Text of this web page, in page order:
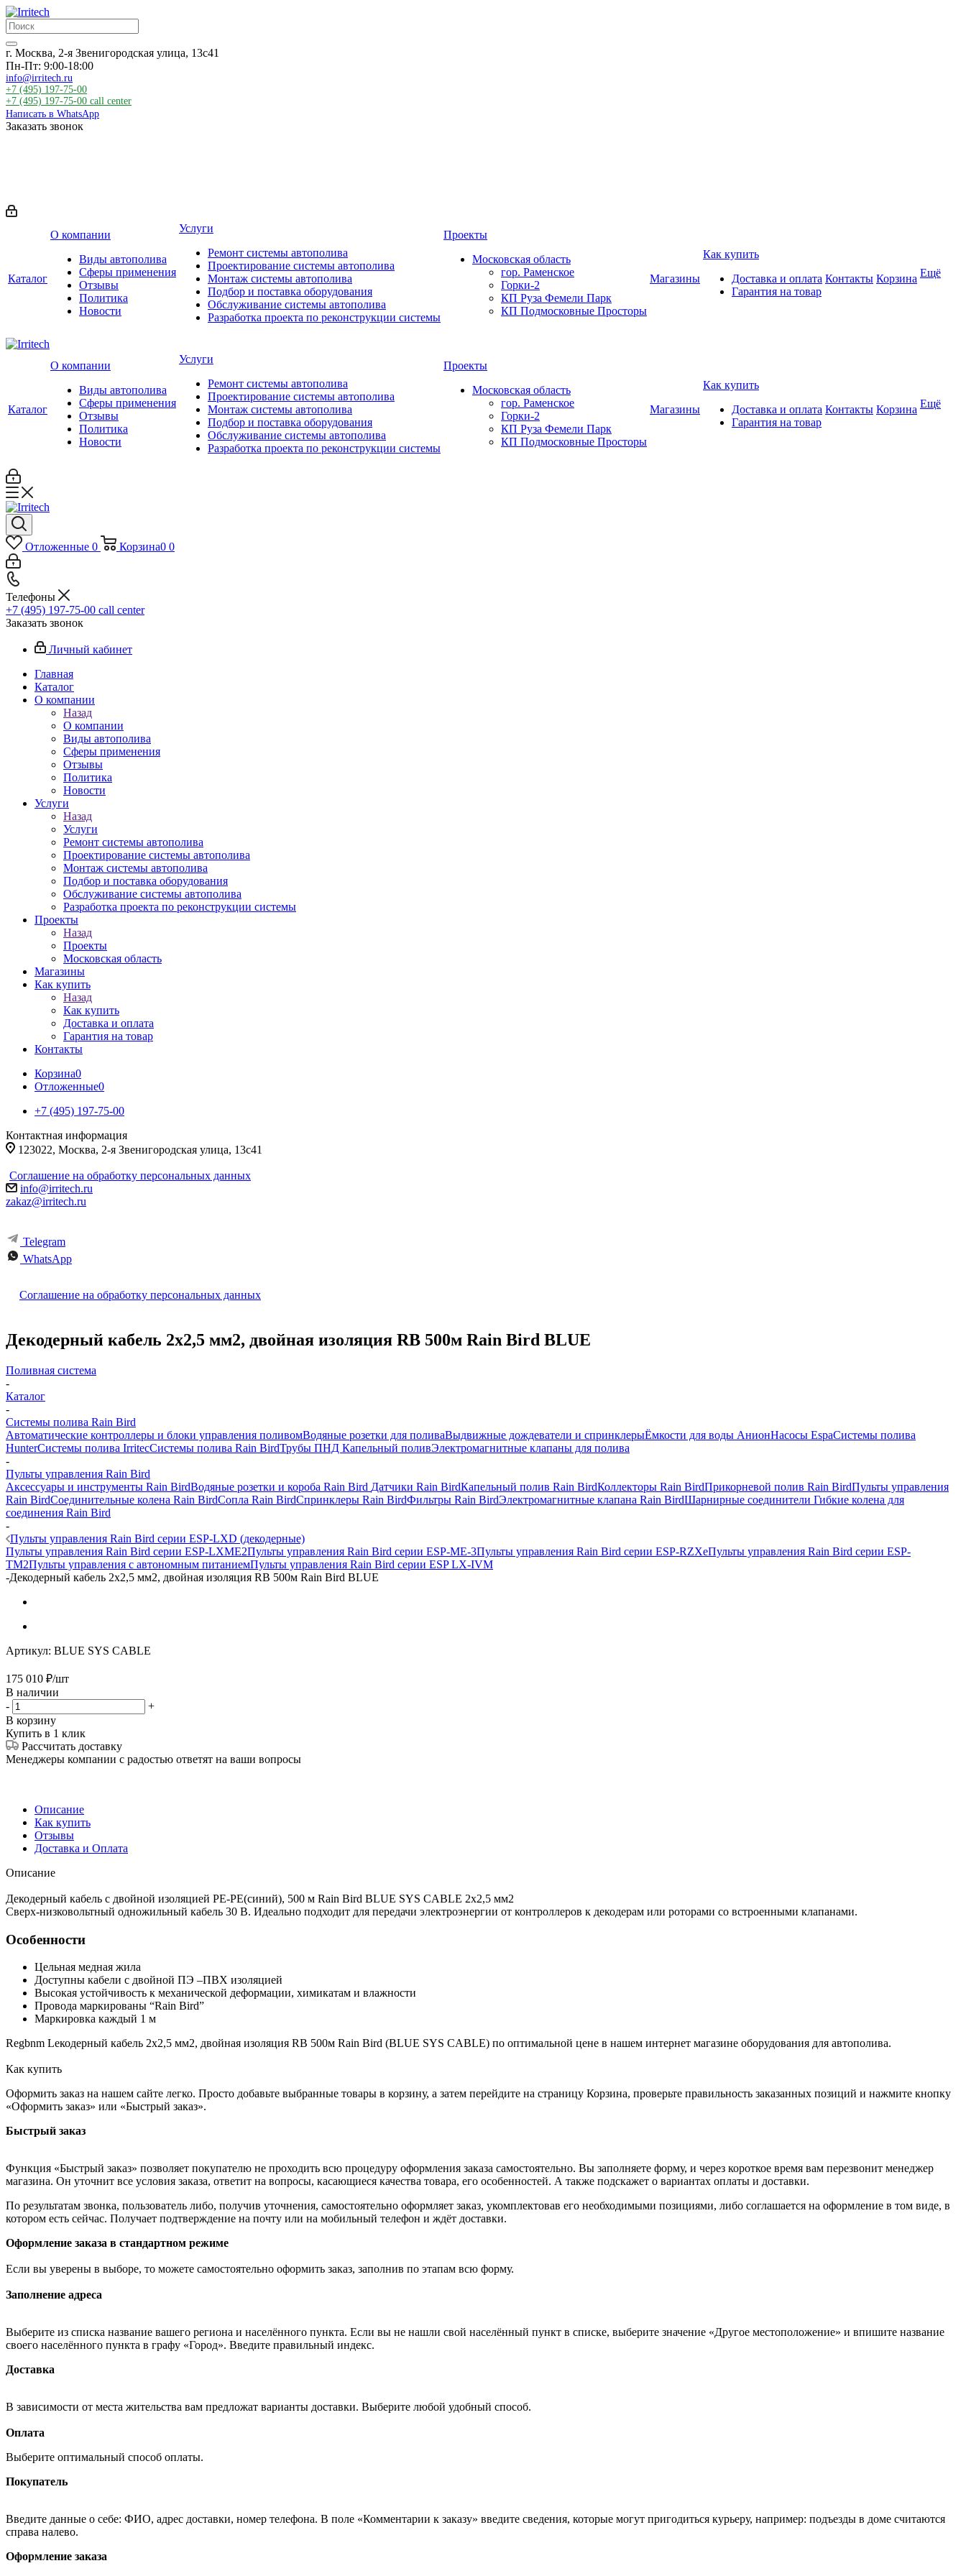
г. Москва, 2-я Звенигородская улица, 13с41
Пн-Пт: 9:00-18:00
info@irritech.ru
+7 (495) 197-75-00
+7 (495) 197-75-00 call center
Написать в WhatsApp
Заказать звонок
Каталог
О компании
Виды автополива
Сферы применения
Отзывы
Политика
Новости
Услуги
Ремонт системы автополива
Проектирование системы автополива
Монтаж системы автополива
Подбор и поставка оборудования
Обслуживание системы автополива
Разработка проекта по реконструкции системы
Проекты
Московская область
гор. Раменское
Горки-2
КП Руза Фемели Парк
КП Подмосковные Просторы
Магазины
Как купить
Доставка и оплата
Гарантия на товар
Контакты Корзина Ещё
Каталог
О компании
Виды автополива
Сферы применения
Отзывы
Политика
Новости
Услуги
Ремонт системы автополива
Проектирование системы автополива
Монтаж системы автополива
Подбор и поставка оборудования
Обслуживание системы автополива
Разработка проекта по реконструкции системы
Проекты
Московская область
гор. Раменское
Горки-2
КП Руза Фемели Парк
КП Подмосковные Просторы
Магазины
Как купить
Доставка и оплата
Гарантия на товар
Контакты Корзина Ещё
Отложенные 0 Корзина0 0
Телефоны
+7 (495) 197-75-00 call center
Заказать звонок
Личный кабинет
Главная
Каталог
О компании
Назад
О компании
Виды автополива
Сферы применения
Отзывы
Политика
Новости
Услуги
Назад
Услуги
Ремонт системы автополива
Проектирование системы автополива
Монтаж системы автополива
Подбор и поставка оборудования
Обслуживание системы автополива
Разработка проекта по реконструкции системы
Проекты
Назад
Проекты
Московская область
Магазины
Как купить
Назад
Как купить
Доставка и оплата
Гарантия на товар
Контакты
Корзина0
Отложенные0
+7 (495) 197-75-00
Контактная информация
123022, Москва, 2-я Звенигородская улица, 13с41
Соглашение на обработку персональных данных
info@irritech.ru
zakaz@irritech.ru
Telegram
WhatsApp
Соглашение на обработку персональных данных
Декодерный кабель 2х2,5 мм2, двойная изоляция RB 500м Rain Bird BLUE
Поливная система
-
Каталог
-
Системы полива Rain Bird
Автоматические контроллеры и блоки управления поливомВодяные розетки для поливаВыдвижные дождеватели и спринклерыЁмкости для воды АнионНасосы EspaСистемы полива
HunterСистемы полива IrritecСистемы полива Rain BirdТрубы ПНД Капельный поливЭлектромагнитные клапаны для полива
-
Пульты управления Rain Bird
Аксессуары и инструменты Rain BirdВодяные розетки и короба Rain Bird Датчики Rain BirdКапельный полив Rain BirdКоллекторы Rain BirdПрикорневой полив Rain BirdПульты управления
Rain BirdСоединительные колена Rain BirdСопла Rain BirdСпринклеры Rain BirdФильтры Rain BirdЭлектромагнитные клапана Rain BirdШарнирные соединители Гибкие колена для
соединения Rain Bird
-
Пульты управления Rain Bird серии ESP-LXD (декодерные)
Пульты управления Rain Bird серии ESP-LXME2Пульты управления Rain Bird серии ESP-ME-3Пульты управления Rain Bird серии ESP-RZXeПульты управления Rain Bird серии ESP-
TM2Пульты управления с автономным питаниемПульты управления Rain Bird серии ESP LX-IVM
-Декодерный кабель 2х2,5 мм2, двойная изоляция RB 500м Rain Bird BLUE
Артикул: BLUE SYS CABLE
175 010 ₽/шт
В наличии
-
+
В корзину
Купить в 1 клик
Рассчитать доставку
Менеджеры компании с радостью ответят на ваши вопросы
Описание
Как купить
Отзывы
Доставка и Оплата
Описание
Декодерный кабель с двойной изоляцией PE-PE(синий), 500 м Rain Bird BLUE SYS CABLE 2x2,5 мм2
Сверх-низковольтный одножильный кабель 30 В. Идеально подходит для передачи электроэнергии от контроллеров к декодерам или роторами со встроенными клапанами.
Особенности
Цельная медная жила
Доступны кабели с двойной ПЭ –ПВХ изоляцией
Высокая устойчивость к механической деформации, химикатам и влажности
Провода маркированы “Rain Bird”
Маркировка каждый 1 м
Regbnm Lекодерный кабель 2х2,5 мм2, двойная изоляция RB 500м Rain Bird (BLUE SYS CABLE) по оптимальной цене в нашем интернет магазине оборудования для автополива.
Как купить
Оформить заказ на нашем сайте легко. Просто добавьте выбранные товары в корзину, а затем перейдите на страницу Корзина, проверьте правильность заказанных позиций и нажмите кнопку
«Оформить заказ» или «Быстрый заказ».
Быстрый заказ
Функция «Быстрый заказ» позволяет покупателю не проходить всю процедуру оформления заказа самостоятельно. Вы заполняете форму, и через короткое время вам перезвонит менеджер
магазина. Он уточнит все условия заказа, ответит на вопросы, касающиеся качества товара, его особенностей. А также подскажет о вариантах оплаты и доставки.
По результатам звонка, пользователь либо, получив уточнения, самостоятельно оформляет заказ, укомплектовав его необходимыми позициями, либо соглашается на оформление в том виде, в
котором есть сейчас. Получает подтверждение на почту или на мобильный телефон и ждёт доставки.
Оформление заказа в стандартном режиме
Если вы уверены в выборе, то можете самостоятельно оформить заказ, заполнив по этапам всю форму.
Заполнение адреса
Выберите из списка название вашего региона и населённого пункта. Если вы не нашли свой населённый пункт в списке, выберите значение «Другое местоположение» и впишите название
своего населённого пункта в графу «Город». Введите правильный индекс.
Доставка
В зависимости от места жительства вам предложат варианты доставки. Выберите любой удобный способ.
Оплата
Выберите оптимальный способ оплаты.
Покупатель
Введите данные о себе: ФИО, адрес доставки, номер телефона. В поле «Комментарии к заказу» введите сведения, которые могут пригодиться курьеру, например: подъезды в доме считаются
справа налево.
Оформление заказа